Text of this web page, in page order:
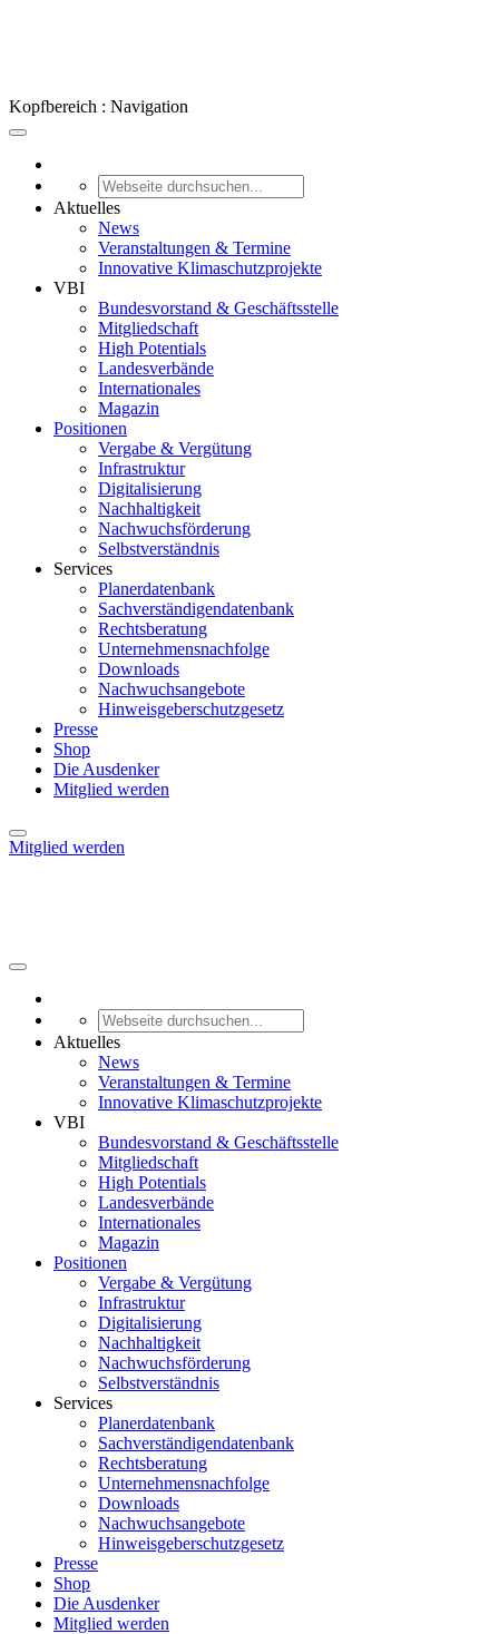
Kopfbereich : Navigation
Aktuelles
News
Veranstaltungen & Termine
Innovative Klimaschutzprojekte
VBI
Bundesvorstand & Geschäftsstelle
Mitgliedschaft
High Potentials
Landesverbände
Internationales
Magazin
Positionen
Vergabe & Vergütung
Infrastruktur
Digitalisierung
Nachhaltigkeit
Nachwuchsförderung
Selbstverständnis
Services
Planerdatenbank
Sachverständigendatenbank
Rechtsberatung
Unternehmensnachfolge
Downloads
Nachwuchsangebote
Hinweisgeberschutzgesetz
Presse
Shop
Die Ausdenker
Mitglied werden
Mitglied werden
Aktuelles
News
Veranstaltungen & Termine
Innovative Klimaschutzprojekte
VBI
Bundesvorstand & Geschäftsstelle
Mitgliedschaft
High Potentials
Landesverbände
Internationales
Magazin
Positionen
Vergabe & Vergütung
Infrastruktur
Digitalisierung
Nachhaltigkeit
Nachwuchsförderung
Selbstverständnis
Services
Planerdatenbank
Sachverständigendatenbank
Rechtsberatung
Unternehmensnachfolge
Downloads
Nachwuchsangebote
Hinweisgeberschutzgesetz
Presse
Shop
Die Ausdenker
Mitglied werden